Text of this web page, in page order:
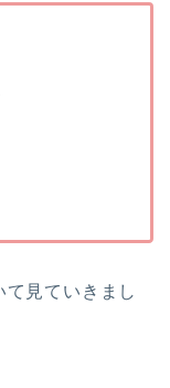
見ていきまし